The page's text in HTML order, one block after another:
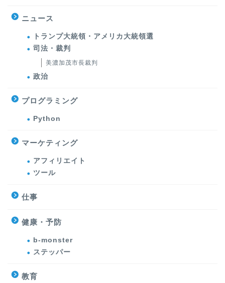
ニュース
トランプ大統領・アメリカ大統領選
司法・裁判
美濃加茂市長裁判
政治
プログラミング
Python
マーケティング
アフィリエイト
ツール
仕事
健康・予防
b-monster
ステッパー
教育